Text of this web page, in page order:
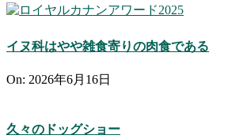
イヌ科はやや雑食寄りの肉食である
On: 2026年6月16日
久々のドッグショー